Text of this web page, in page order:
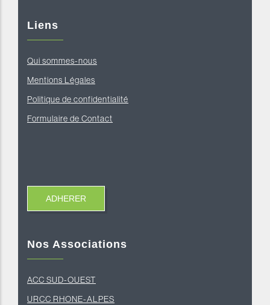
Liens
Qui sommes-nous
Mentions Légales
Politique de confidentialité
Formulaire de Contact
Nos Associations
ACC SUD-OUEST
URCC RHONE-ALPES